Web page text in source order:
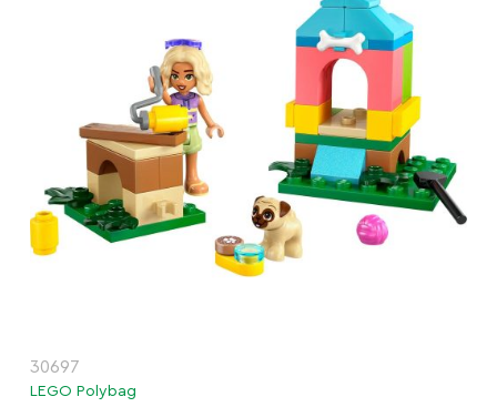
30697
LEGO Polybag